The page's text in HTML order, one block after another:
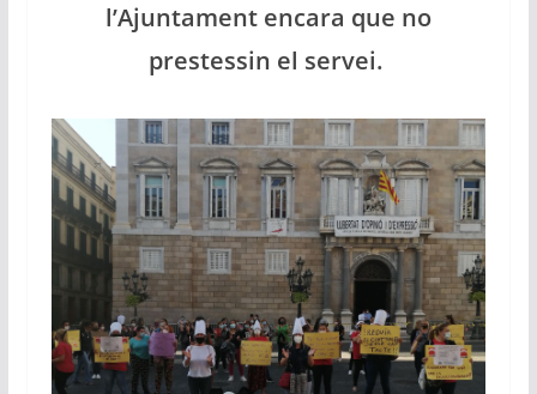
l’Ajuntament encara que no
prestessin el servei.